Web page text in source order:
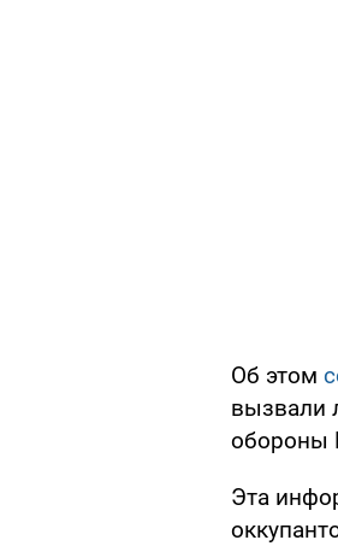
Об этом
вызвали
обороны
Эта